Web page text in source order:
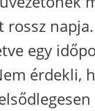
rossz
egy
érdekli,